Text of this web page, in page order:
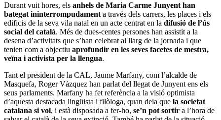
Durant vuit hores, els anhels de Maria Carme Junyent han
bategat ininterrompudament a través dels carrers, les places i els
edificis de la seva vila natal en un acte centrat en la difusió de l’ús
social del català. Més de dues-centes persones han assistit a la
desena d’activitats que s’han celebrat al llarg de la jornada i que
tenien com a objectiu aprofundir en les seves facetes de mestra,
veïna i activista per la llengua.
Tant el president de la CAL, Jaume Marfany, com l’alcalde de
Masquefa, Roger Vàzquez han parlat del llegat de Junyent ens els
seus parlaments. Marfany ha fet referència a la visió optimista
d’aquesta destacada lingüista i filòloga, quan deia que la societat
catalana si vol, i està disposada a fer-ho, se’n pot sortir a l’hora de